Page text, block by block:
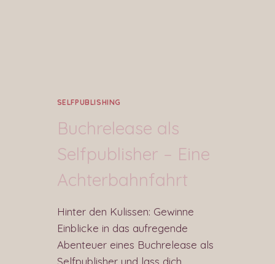
SELFPUBLISHING
Buchrelease als
Selfpublisher – Eine
Achterbahnfahrt
Hinter den Kulissen: Gewinne
Einblicke in das aufregende
Abenteuer eines Buchrelease als
Selfpublisher und lass dich